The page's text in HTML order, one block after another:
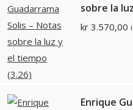
sobre la
kr 3.570,00
Enrique